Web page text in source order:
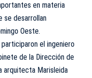
en materia
se desarrollan
Oeste.
participaron el ingeniero
de la Dirección de
arquitecta Marisleida